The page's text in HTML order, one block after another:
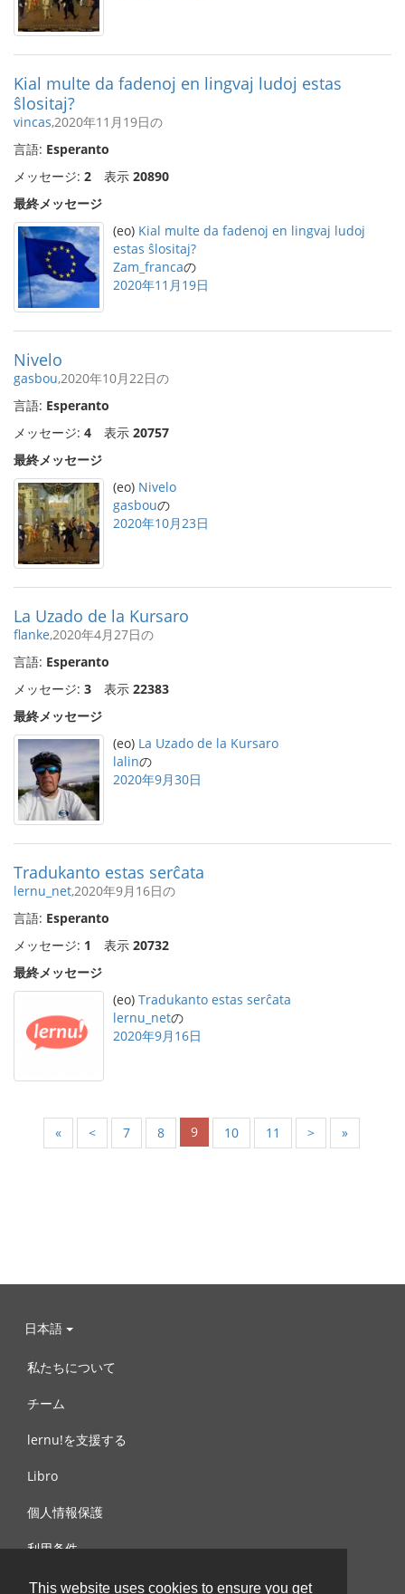
This website uses cookies to ensure you get
Kial multe da fadenoj en lingvaj ludoj estas
ŝlositaj?
vincas,2020年11月19日の
言語: Esperanto
メッセージ: 2 表示 20890
最終メッセージ
(eo) Kial multe da fadenoj en lingvaj ludoj
estas ŝlositaj?
Zam_francaの
2020年11月19日
Nivelo
gasbou,2020年10月22日の
言語: Esperanto
メッセージ: 4 表示 20757
最終メッセージ
(eo) Nivelo
gasbouの
2020年10月23日
La Uzado de la Kursaro
flanke,2020年4月27日の
言語: Esperanto
メッセージ: 3 表示 22383
最終メッセージ
(eo) La Uzado de la Kursaro
lalinの
2020年9月30日
Tradukanto estas serĉata
lernu_net,2020年9月16日の
言語: Esperanto
メッセージ: 1 表示 20732
最終メッセージ
(eo) Tradukanto estas serĉata
lernu_netの
2020年9月16日
« < 7 8 9 10 11 > »
日本語
私たちについて
チーム
lernu!を支援する
Libro
個人情報保護
利用条件
お問合せ